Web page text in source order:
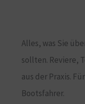
Alles, was Sie
sollten. Reviere,
aus der Praxis.
Bootsfahrer.